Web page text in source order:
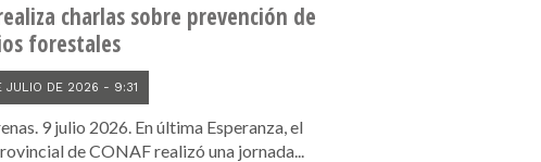
charlas sobre prevención de
forestales
JULIO DE 2026 - 9:31
9 julio 2026. En última Esperanza, el
de CONAF realizó una jornada...